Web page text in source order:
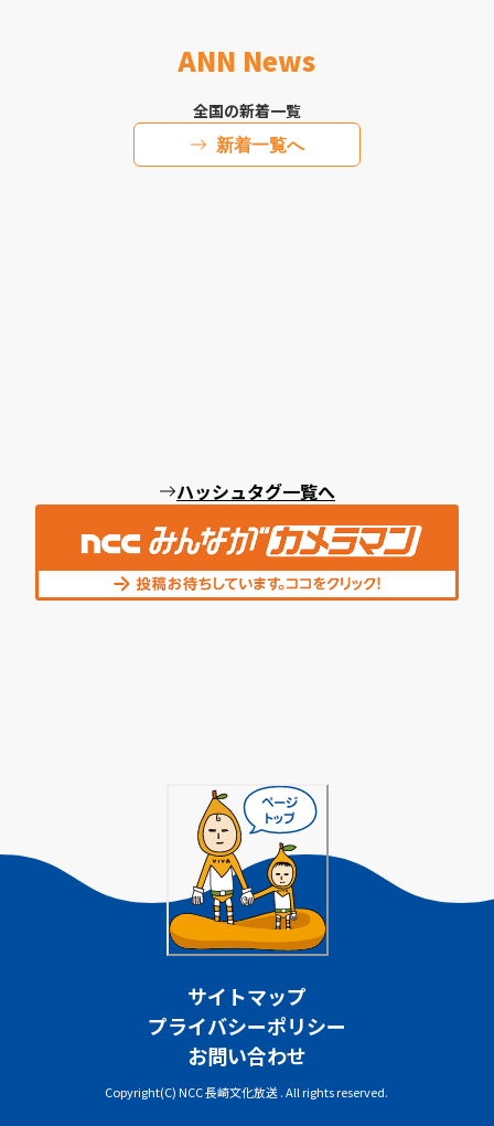
ANN News
全国の新着一覧
新着一覧へ
ハッシュタグ一覧へ
サイトマップ
プライバシーポリシー
お問い合わせ
Copyright(C) NCC 長崎文化放送 . All rights reserved.